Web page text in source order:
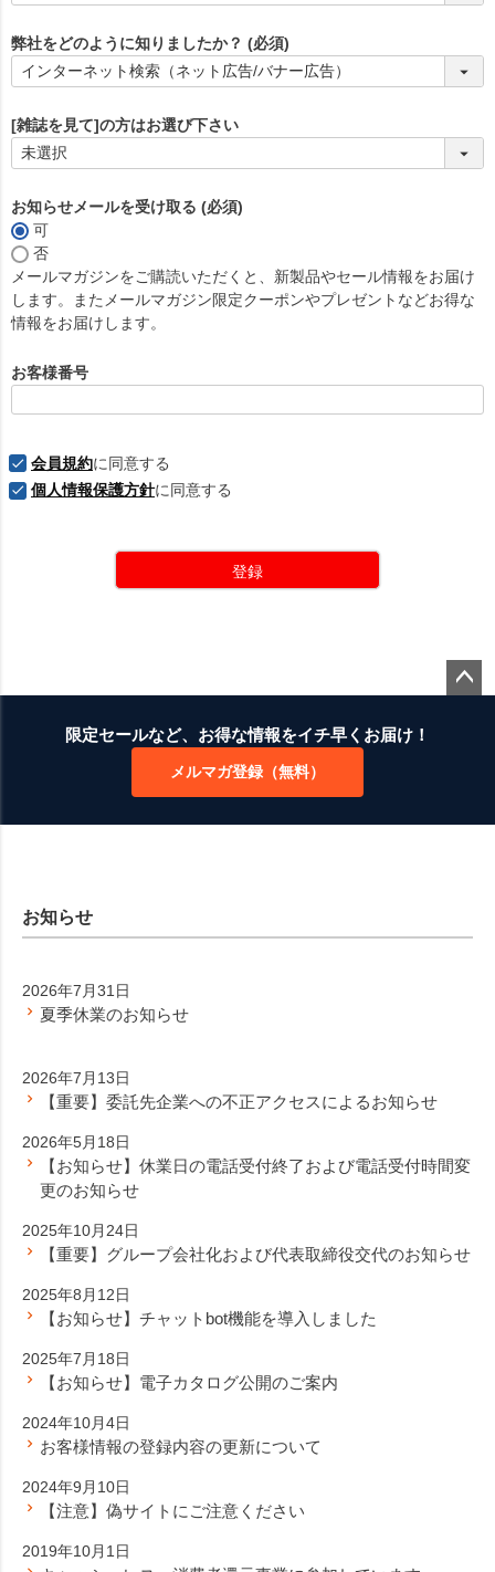
弊社をどのように知りましたか？ (必須)
[雑誌を見て]の方はお選び下さい
お知らせメールを受け取る (必須)
可
否
メールマガジンをご購読いただくと、新製品やセール情報をお届け
します。またメールマガジン限定クーポンやプレゼントなどお得な
情報をお届けします。
お客様番号
会員規約に同意する
個人情報保護方針に同意する
登録
限定セールなど、お得な情報をイチ早くお届け！
メルマガ登録（無料）
お知らせ
2026年7月31日
夏季休業のお知らせ
2026年7月13日
【重要】委託先企業への不正アクセスによるお知らせ
2026年5月18日
【お知らせ】休業日の電話受付終了および電話受付時間変
更のお知らせ
2025年10月24日
【重要】グループ会社化および代表取締役交代のお知らせ
2025年8月12日
【お知らせ】チャットbot機能を導入しました
2025年7月18日
【お知らせ】電子カタログ公開のご案内
2024年10月4日
お客様情報の登録内容の更新について
2024年9月10日
【注意】偽サイトにご注意ください
2019年10月1日